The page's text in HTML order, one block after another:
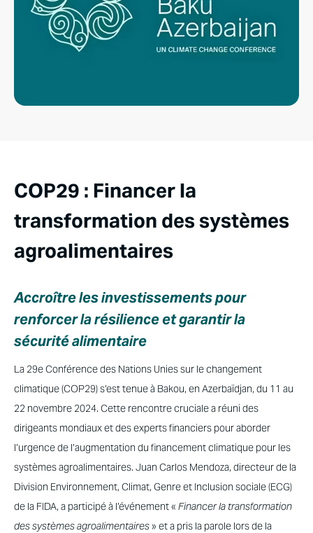
COP29 : Financer la
transformation des systèmes
agroalimentaires
Accroître les investissements pour
renforcer la résilience et garantir la
sécurité alimentaire
La 29e Conférence des Nations Unies sur le changement
climatique (COP29) s’est tenue à Bakou, en Azerbaïdjan, du 11 au
22 novembre 2024. Cette rencontre cruciale a réuni des
dirigeants mondiaux et des experts financiers pour aborder
l’urgence de l’augmentation du financement climatique pour les
systèmes agroalimentaires. Juan Carlos Mendoza, directeur de la
Division Environnement, Climat, Genre et Inclusion sociale (ECG)
de la FIDA, a participé à l’événement « Financer la transformation
des systèmes agroalimentaires» et a pris la parole lors de la